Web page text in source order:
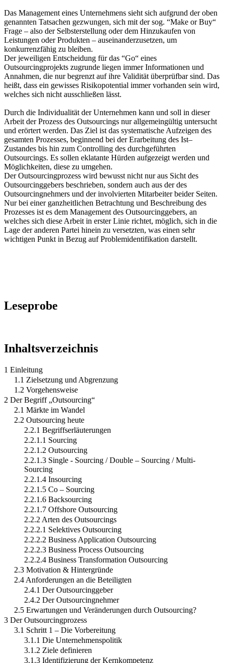
Das Management eines Unternehmens sieht sich aufgrund der oben
genannten Tatsachen gezwungen, sich mit der sog. “Make or Buy“
Frage – also der Selbsterstellung oder dem Hinzukaufen von
Leistungen oder Produkten – auseinanderzusetzen, um
konkurrenzfähig zu bleiben.
Der jeweiligen Entscheidung für das “Go“ eines
Outsourcingprojekts zugrunde liegen immer Informationen und
Annahmen, die nur begrenzt auf ihre Validität überprüfbar sind. Das
heißt, dass ein gewisses Risikopotential immer vorhanden sein wird,
welches sich nicht ausschließen lässt.
Durch die Individualität der Unternehmen kann und soll in dieser
Arbeit der Prozess des Outsourcings nur allgemeingültig untersucht
und erörtert werden. Das Ziel ist das systematische Aufzeigen des
gesamten Prozesses, beginnend bei der Erarbeitung des Ist–
Zustandes bis hin zum Controlling des durchgeführten
Outsourcings. Es sollen eklatante Hürden aufgezeigt werden und
Möglichkeiten, diese zu umgehen.
Der Outsourcingprozess wird bewusst nicht nur aus Sicht des
Outsourcinggebers beschrieben, sondern auch aus der des
Outsourcingnehmers und der involvierten Mitarbeiter beider Seiten.
Nur bei einer ganzheitlichen Betrachtung und Beschreibung des
Prozesses ist es dem Management des Outsourcinggebers, an
welches sich diese Arbeit in erster Linie richtet, möglich, sich in die
Lage der anderen Partei hinein zu versetzten, was einen sehr
wichtigen Punkt in Bezug auf Problemidentifikation darstellt.
Leseprobe
Inhaltsverzeichnis
1 Einleitung
1.1 Zielsetzung und Abgrenzung
1.2 Vorgehensweise
2 Der Begriff „Outsourcing“
2.1 Märkte im Wandel
2.2 Outsourcing heute
2.2.1 Begriffserläuterungen
2.2.1.1 Sourcing
2.2.1.2 Outsourcing
2.2.1.3 Single - Sourcing / Double – Sourcing / Multi-
Sourcing
2.2.1.4 Insourcing
2.2.1.5 Co – Sourcing
2.2.1.6 Backsourcing
2.2.1.7 Offshore Outsourcing
2.2.2 Arten des Outsourcings
2.2.2.1 Selektives Outsourcing
2.2.2.2 Business Application Outsourcing
2.2.2.3 Business Process Outsourcing
2.2.2.4 Business Transformation Outsourcing
2.3 Motivation & Hintergründe
2.4 Anforderungen an die Beteiligten
2.4.1 Der Outsourcinggeber
2.4.2 Der Outsourcingnehmer
2.5 Erwartungen und Veränderungen durch Outsourcing?
3 Der Outsourcingprozess
3.1 Schritt 1 – Die Vorbereitung
3.1.1 Die Unternehmenspolitik
3.1.2 Ziele definieren
3.1.3 Identifizierung der Kernkompetenz